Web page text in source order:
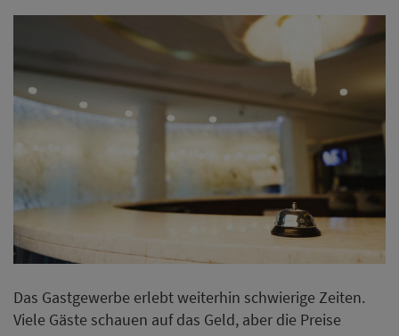
Das Gastgewerbe erlebt weiterhin schwierige Zeiten.
Viele Gäste schauen auf das Geld, aber die Preise